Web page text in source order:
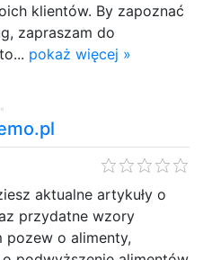
klientów. By zapoznać
zapraszam do
pokaż więcej »
aktualne artykuły o
przydatne wzory
o alimenty,